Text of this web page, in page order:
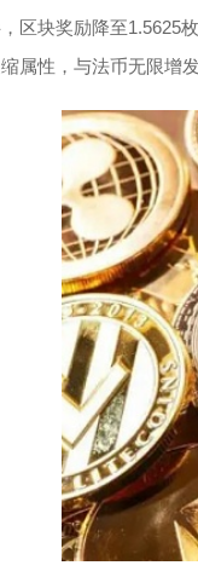
区块奖励降至1.5625
属性，与法币无限增